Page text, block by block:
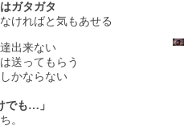
ガタガタ
ければと気もあせる
出来ない
送ってもらう
かならない
でも…」
。